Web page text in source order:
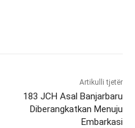
Artikulli tjetër
183 JCH Asal Banjarbaru
Diberangkatkan Menuju
Embarkasi